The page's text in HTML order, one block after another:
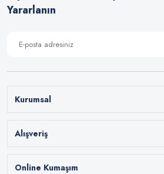
Yararlanın
Kurumsal
Alışveriş
Online Kumaşım